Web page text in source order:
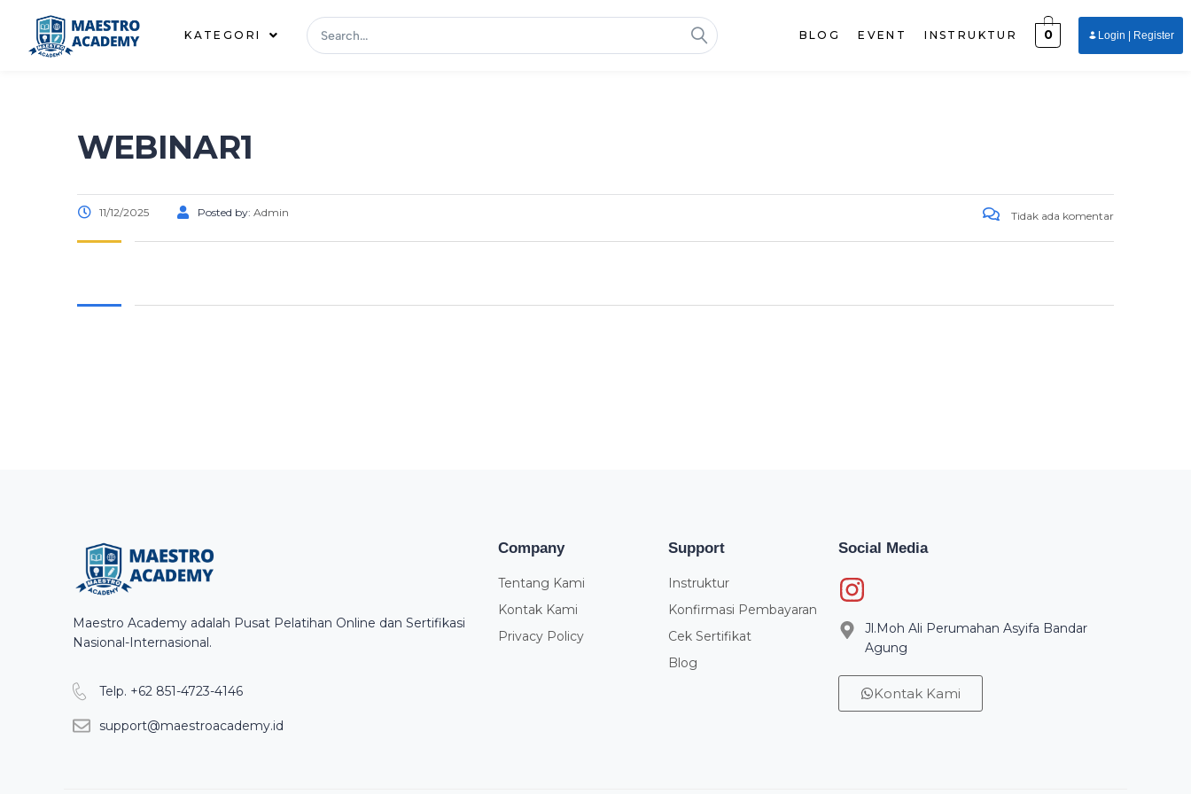
KATEGORI BLOG EVENT INSTRUKTUR 0 Login | Register
WEBINAR1
11/12/2025 Posted by: Admin Tidak ada komentar
Maestro Academy adalah Pusat Pelatihan Online dan Sertifikasi
Nasional-Internasional.
Telp. +62 851-4723-4146
support@maestroacademy.id
Company
Tentang Kami
Kontak Kami
Privacy Policy
Support
Instruktur
Konfirmasi Pembayaran
Cek Sertifikat
Blog
Social Media
Jl.Moh Ali Perumahan Asyifa Bandar
Agung
Kontak Kami